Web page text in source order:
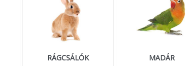
RÁGCSÁLÓK MADÁR